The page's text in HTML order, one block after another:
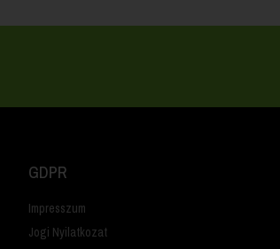
GDPR
Impresszum
Jogi Nyilatkozat